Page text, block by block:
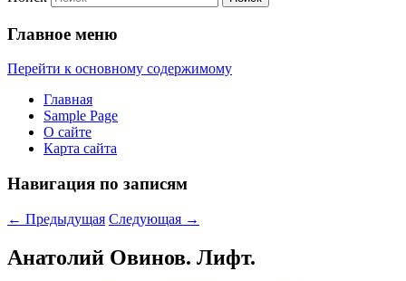
Главное меню
Перейти к основному содержимому
Главная
Sample Page
О сайте
Карта сайта
Навигация по записям
← Предыдущая Следующая →
Анатолий Овинов. Лифт.